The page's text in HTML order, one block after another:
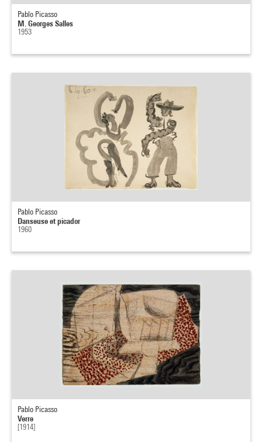
Pablo Picasso
M. Georges Salles
1953
Pablo Picasso
Danseuse et picador
1960
Pablo Picasso
Verre
[1914]